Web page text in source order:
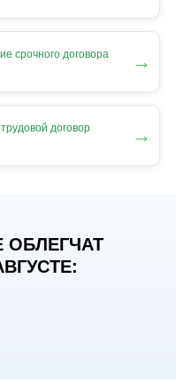
срочного договора
→
договор
→